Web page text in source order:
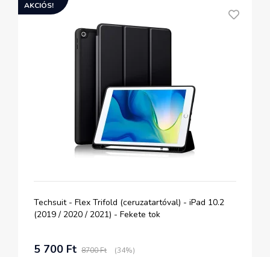
AKCIÓS!
Techsuit - Flex Trifold (ceruzatartóval) - iPad 10.2
(2019 / 2020 / 2021) - Fekete tok
5 700 Ft 8700 Ft (34%)